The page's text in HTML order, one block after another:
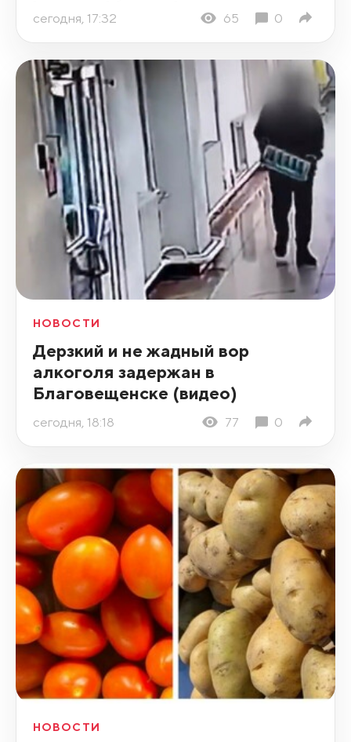
сегодня, 17:32 65 0
НОВОСТИ
Дерзкий и не жадный вор
алкоголя задержан в
Благовещенске (видео)
сегодня, 18:18 77 0
НОВОСТИ